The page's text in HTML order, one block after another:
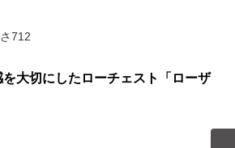
712
大切にしたローチェスト「ローザ